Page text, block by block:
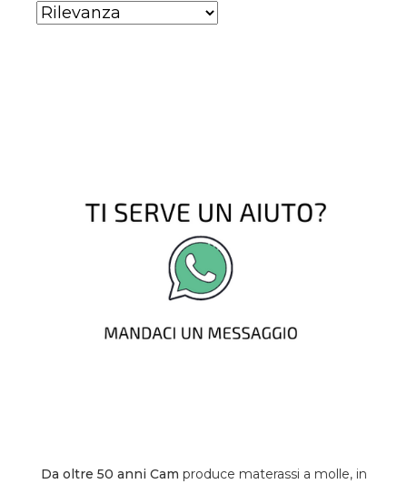
Da oltre 50 anni Cam produce materassi a molle, in